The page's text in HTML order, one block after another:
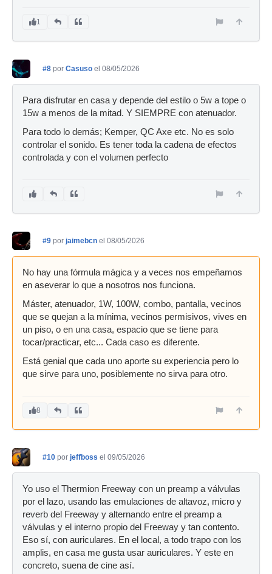
1
#8 por Casuso el 08/05/2026
Para disfrutar en casa y depende del estilo o 5w a tope o
15w a menos de la mitad. Y SIEMPRE con atenuador.
Para todo lo demás; Kemper, QC Axe etc. No es solo
controlar el sonido. Es tener toda la cadena de efectos
controlada y con el volumen perfecto
#9 por jaimebcn el 08/05/2026
No hay una fórmula mágica y a veces nos empeñamos
en aseverar lo que a nosotros nos funciona.
Máster, atenuador, 1W, 100W, combo, pantalla, vecinos
que se quejan a la mínima, vecinos permisivos, vives en
un piso, o en una casa, espacio que se tiene para
tocar/practicar, etc... Cada caso es diferente.
Está genial que cada uno aporte su experiencia pero lo
que sirve para uno, posiblemente no sirva para otro.
8
#10 por jeffboss el 09/05/2026
Yo uso el Thermion Freeway con un preamp a válvulas
por el lazo, usando las emulaciones de altavoz, micro y
reverb del Freeway y alternando entre el preamp a
válvulas y el interno propio del Freeway y tan contento.
Eso sí, con auriculares. En el local, a todo trapo con los
amplis, en casa me gusta usar auriculares. Y este en
concreto, suena de cine así.